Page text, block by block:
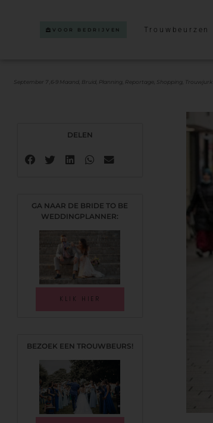
VOOR BEDRIJVEN Trouwbeurzen
September 7 , 6-9 Maand Bruid Planning Reportage Shopping Trouwjurk
DELEN
GA NAAR DE BRIDE TO BE
WEDDINGPLANNER:
KLIK HIER
BEZOEK EEN TROUWBEURS!